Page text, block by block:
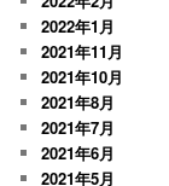
2022年1月
2021年11月
2021年10月
2021年8月
2021年7月
2021年6月
2021年5月